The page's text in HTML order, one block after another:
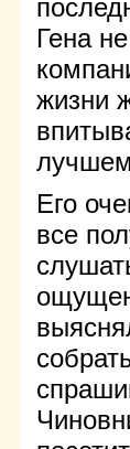
Гена
жизни
Его
все